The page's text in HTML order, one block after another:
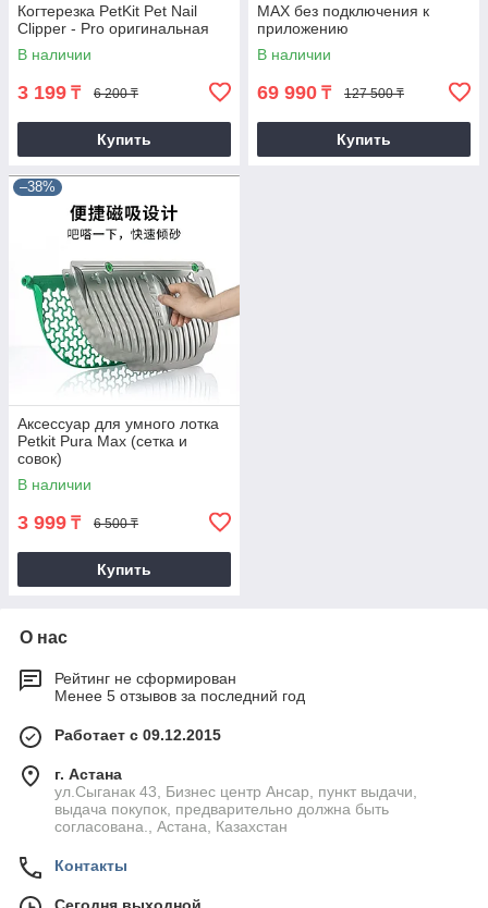
Когтерезка PetKit Pet Nail
Clipper - Pro оригинальная
В наличии
3 199 ₸ 6 200 ₸
Купить
MAX без подключения к
приложению
В наличии
69 990 ₸ 127 500 ₸
Купить
–38%
Аксессуар для умного лотка
Petkit Pura Max (сетка и
совок)
В наличии
3 999 ₸ 6 500 ₸
Купить
О нас
Рейтинг не сформирован
Менее 5 отзывов за последний год
Работает с 09.12.2015
г. Астана
ул.Сыганак 43, Бизнес центр Ансар, пункт выдачи,
выдача покупок, предварительно должна быть
согласована., Астана, Казахстан
Контакты